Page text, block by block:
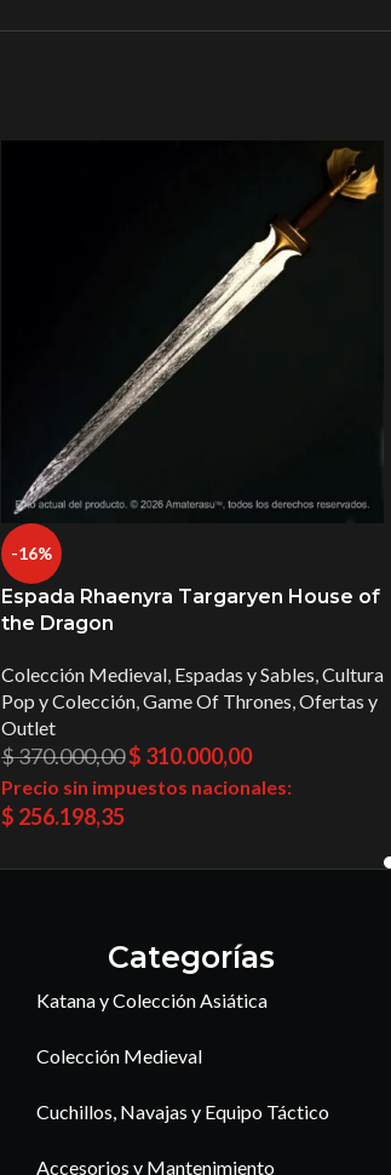
-16%
Espada Rhaenyra Targaryen House of
the Dragon
Colección Medieval, Espadas y Sables,Cultura
Pop y Colección,Game Of Thrones,Ofertas y
Outlet
$370.000,00$ 310.000,00
Precio sin impuestos nacionales:
$ 256.198,35
Categorías
Katana y Colección Asiática
Colección Medieval
Cuchillos, Navajas y Equipo Táctico
Accesorios y Mantenimiento